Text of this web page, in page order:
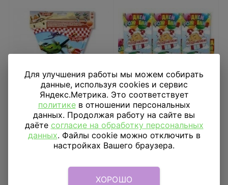
Гирлянда вымпел
Самолеты Дисней 3 м
Гирлянда вымпел С ДР
Медвежонок 180см
Для улучшения работы мы можем собирать
данные, используя cookies и сервис
Яндекс.Метрика. Это соответствует
политикев отношении персональных
данных. Продолжая работу на сайте вы
даёте согласие на обработку персональных
данных. Файлы cookie можно отключить в
настройках Вашего браузера.
ХОРОШО